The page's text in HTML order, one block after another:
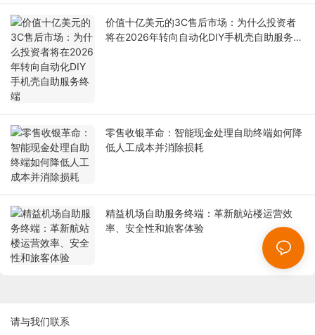
价值十亿美元的3C售后市场：为什么投资者
将在2026年转向自动化DIY手机壳自助服务终
零售收银革命：智能现金处理自助终端如何降
低人工成本并消除损耗
精益机场自助服务终端：革新航站楼运营效
率、安全性和旅客体验
请与我们联系